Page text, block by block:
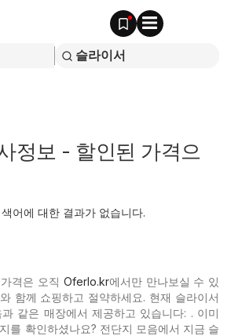
정보 - 할인된 가격으
어에 대한 결과가 없습니다.
격은 오직 Oferlo.kr에서만 만나보실 수 있
함께 쇼핑하고 절약하세요. 현재 슬라이서
같은 매장에서 제공하고 있습니다: . 이미
를 확인하셨나요? 전단지 모음에서 지금 슬